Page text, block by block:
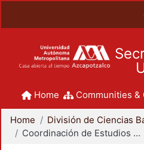
Home Communities &
Home
Coordinación de Estudios de Posgrado - CBI